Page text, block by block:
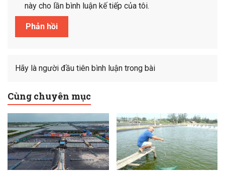
này cho lần bình luận kế tiếp của tôi.
Hãy là người đầu tiên bình luận trong bài
Cùng chuyên mục